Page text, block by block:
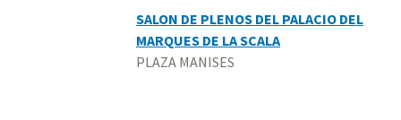
SALON DE PLENOS DEL PALACIO DEL
MARQUES DE LA SCALA
PLAZA MANISES